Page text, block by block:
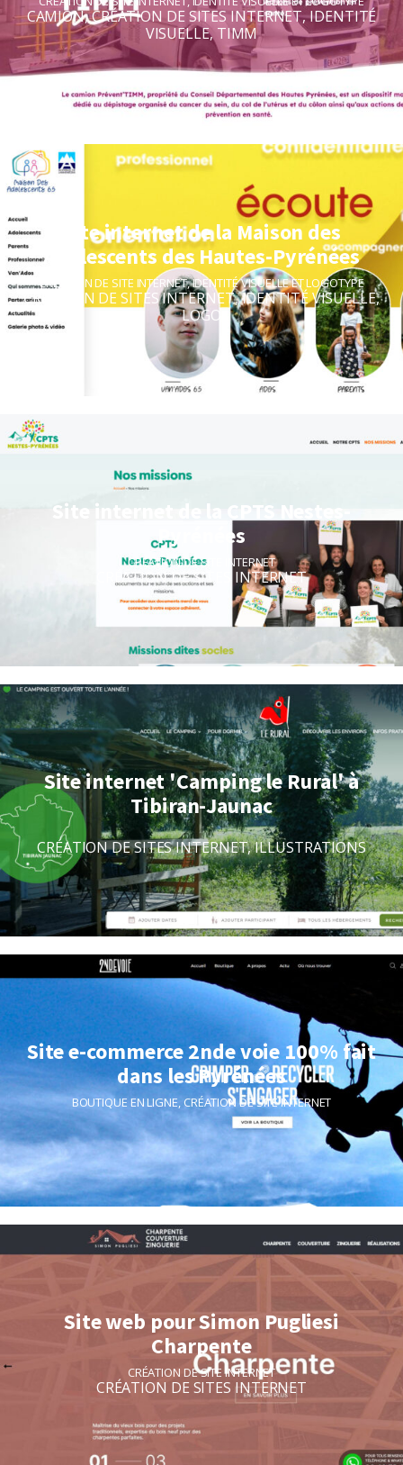
CAMION,CRÉATION DE SITES INTERNET,IDENTITÉ
VISUELLE, TIMM
Site internet de la Maison des
Adolescents des Hautes-Pyrénées
CRÉATION DE SITE INTERNET,IDENTITÉ VISUELLE ET LOGOTYPE
CRÉATION DE SITES INTERNET,IDENTITÉ VISUELLE,
LOGO
Site internet de la CPTS Nestes-
Pyrénées
CRÉATION DE SITE INTERNET
CRÉATION DE SITES INTERNET
Site internet 'Camping le Rural' à
Tibiran-Jaunac
CRÉATION DE SITES INTERNET,ILLUSTRATIONS
Site e-commerce 2nde voie 100% fait
dans les Pyrénées
BOUTIQUE EN LIGNE,CRÉATION DE SITE INTERNET
Site web pour Simon Pugliesi
Charpente
CRÉATION DE SITE INTERNET
CRÉATION DE SITES INTERNET